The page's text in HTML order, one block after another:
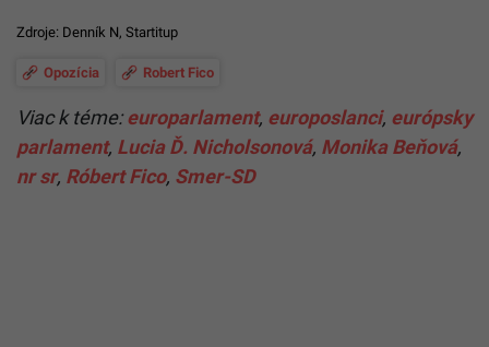
Zdroje: Denník N, Startitup
Opozícia Robert Fico
Viac k téme:europarlament, europoslanci, európsky
parlament, Lucia Ď. Nicholsonová, Monika Beňová,
nr sr, Róbert Fico, Smer-SD